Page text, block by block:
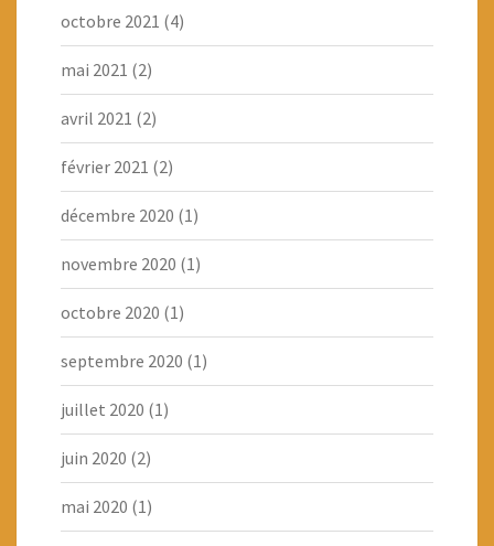
octobre 2021 (4)
mai 2021 (2)
avril 2021 (2)
février 2021 (2)
décembre 2020 (1)
novembre 2020 (1)
octobre 2020 (1)
septembre 2020 (1)
juillet 2020 (1)
juin 2020 (2)
mai 2020 (1)